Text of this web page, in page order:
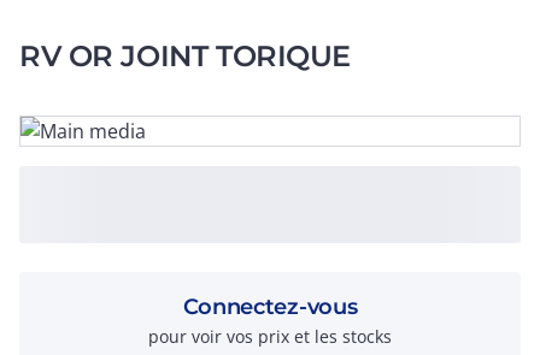
RV OR JOINT TORIQUE
Connectez-vous
pour voir vos prix et les stocks